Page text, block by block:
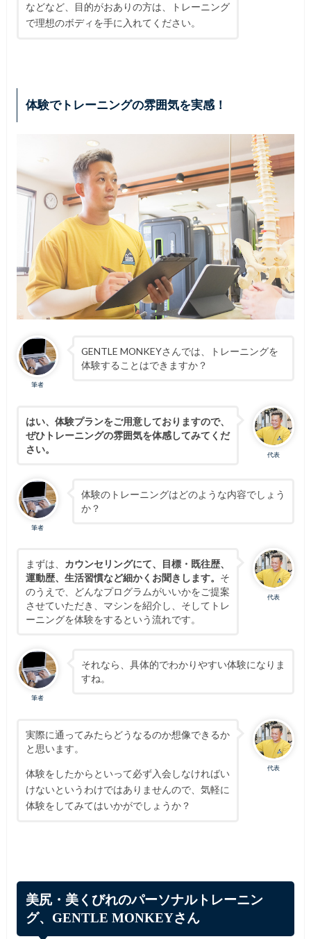
などなど、目的がおありの方は、トレーニング
で理想のボディを手に入れてください。
体験でトレーニングの雰囲気を実感！
筆者
GENTLE MONKEYさんでは、トレーニングを
体験することはできますか？
代表
はい、体験プランをご用意しておりますので、
ぜひトレーニングの雰囲気を体感してみてくだ
さい。
筆者
体験のトレーニングはどのような内容でしょう
か？
代表
まずは、 カウンセリングにて、目標・既往歴、
運動歴、生活習慣など細かくお聞きします。 そ
のうえで、どんなプログラムがいいかをご提案
させていただき、マシンを紹介し、そしてトレ
ーニングを体験をするという流れです。
筆者
それなら、具体的でわかりやすい体験になりま
すね。
代表
実際に通ってみたらどうなるのか想像できるか
と思います。
体験をしたからといって必ず入会しなければい
けないというわけではありませんので、気軽に
体験をしてみてはいかがでしょうか？
美尻・美くびれのパーソナルトレーニン
グ、GENTLE MONKEYさん